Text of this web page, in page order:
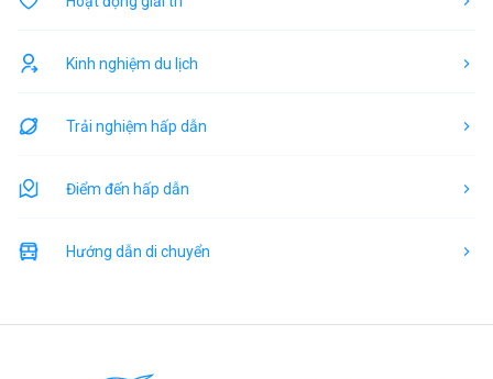
Kinh nghiệm du lịch
Trải nghiệm hấp dẫn
Điểm đến hấp dẫn
Hướng dẫn di chuyển